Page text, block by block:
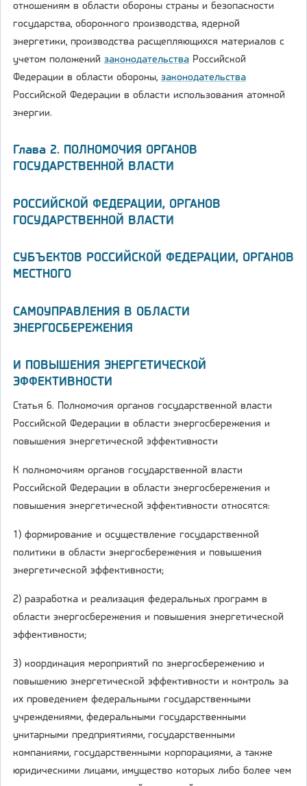
отношениям в области обороны страны и безопасности
государства, оборонного производства, ядерной
энергетики, производства расщепляющихся материалов с
учетом положений законодательства Российской
Федерации в области обороны, законодательства
Российской Федерации в области использования атомной
энергии.
Глава 2. ПОЛНОМОЧИЯ ОРГАНОВ
ГОСУДАРСТВЕННОЙ ВЛАСТИ
РОССИЙСКОЙ ФЕДЕРАЦИИ, ОРГАНОВ
ГОСУДАРСТВЕННОЙ ВЛАСТИ
СУБЪЕКТОВ РОССИЙСКОЙ ФЕДЕРАЦИИ, ОРГАНОВ
МЕСТНОГО
САМОУПРАВЛЕНИЯ В ОБЛАСТИ
ЭНЕРГОСБЕРЕЖЕНИЯ
И ПОВЫШЕНИЯ ЭНЕРГЕТИЧЕСКОЙ
ЭФФЕКТИВНОСТИ
Статья 6. Полномочия органов государственной власти
Российской Федерации в области энергосбережения и
повышения энергетической эффективности
К полномочиям органов государственной власти
Российской Федерации в области энергосбережения и
повышения энергетической эффективности относятся:
1) формирование и осуществление государственной
политики в области энергосбережения и повышения
энергетической эффективности;
2) разработка и реализация федеральных программ в
области энергосбережения и повышения энергетической
эффективности;
3) координация мероприятий по энергосбережению и
повышению энергетической эффективности и контроль за
их проведением федеральными государственными
учреждениями, федеральными государственными
унитарными предприятиями, государственными
компаниями, государственными корпорациями, а также
юридическими лицами, имущество которых либо более чем